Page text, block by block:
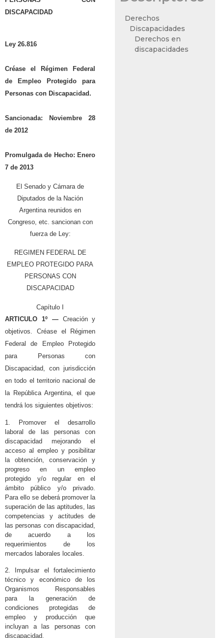
DISCAPACIDAD
Ley 26.816
Créase el Régimen Federal
de Empleo Protegido para
Personas con Discapacidad.
Sancionada: Noviembre 28
de 2012
Promulgada de Hecho: Enero
7 de 2013
El Senado y Cámara de
Diputados de la Nación
Argentina reunidos en
Congreso, etc. sancionan con
fuerza de Ley:
REGIMEN FEDERAL DE
EMPLEO PROTEGIDO PARA
PERSONAS CON
DISCAPACIDAD
Capítulo I
ARTICULO 1º — Creación y
objetivos. Créase el Régimen
Federal de Empleo Protegido
para Personas con
Discapacidad, con jurisdicción
en todo el territorio nacional de
la República Argentina, el que
tendrá los siguientes objetivos:
1. Promover el desarrollo
laboral de las personas con
discapacidad mejorando el
acceso al empleo y posibilitar
la obtención, conservación y
progreso en un empleo
protegido y/o regular en el
ámbito público y/o privado.
Para ello se deberá promover la
superación de las aptitudes, las
competencias y actitudes de
las personas con discapacidad,
de acuerdo a los
requerimientos de los
mercados laborales locales.
2. Impulsar el fortalecimiento
técnico y económico de los
Organismos Responsables
para la generación de
condiciones protegidas de
empleo y producción que
incluyan a las personas con
discapacidad.
Derechos
Discapacidades
Derechos en
discapacidades